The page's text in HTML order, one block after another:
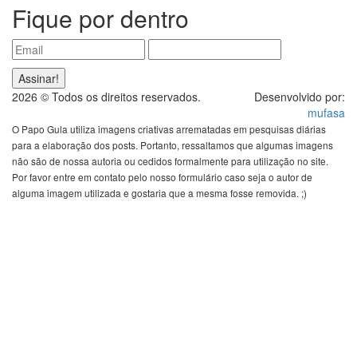
Fique por dentro
2026 © Todos os direitos reservados.
Desenvolvido por:
mufasa
O Papo Gula utiliza imagens criativas arrematadas em pesquisas diárias
para a elaboração dos posts. Portanto, ressaltamos que algumas imagens
não são de nossa autoria ou cedidos formalmente para utilização no site.
Por favor entre em contato pelo nosso formulário caso seja o autor de
alguma imagem utilizada e gostaria que a mesma fosse removida. ;)